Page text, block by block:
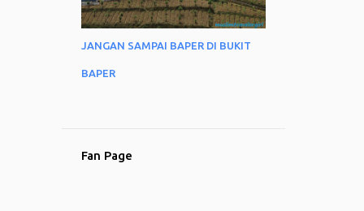
JANGAN SAMPAI BAPER DI BUKIT
BAPER
Fan Page